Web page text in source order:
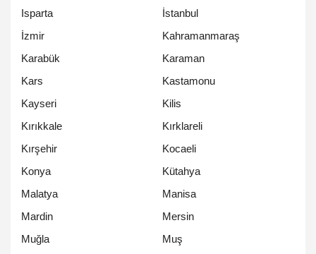
Isparta
İstanbul
İzmir
Kahramanmaraş
Karabük
Karaman
Kars
Kastamonu
Kayseri
Kilis
Kırıkkale
Kırklareli
Kırşehir
Kocaeli
Konya
Kütahya
Malatya
Manisa
Mardin
Mersin
Muğla
Muş